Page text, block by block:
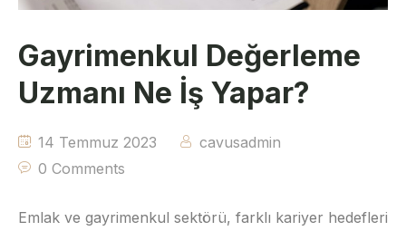
Gayrimenkul Değerleme
Uzmanı Ne İş Yapar?
14 Temmuz 2023
cavusadmin
0 Comments
Emlak ve gayrimenkul sektörü, farklı kariyer hedefleri